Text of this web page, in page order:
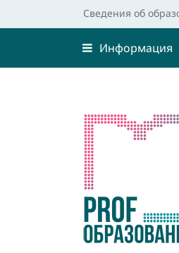
Сведения об
Информация